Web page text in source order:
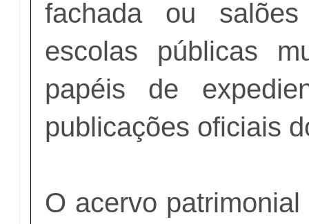
fachada ou
escolas públicas
papéis de
publicações oficiais
O acervo